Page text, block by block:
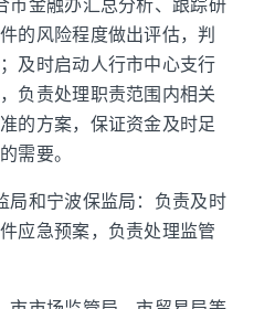
市金融办汇总分析、跟踪研
的风险程度做出评估，判
及时启动人行市中心支行
负责处理职责范围内相关
的方案，保证资金及时足
需要。
局和宁波保监局：负责及时
应急预案，负责处理监管